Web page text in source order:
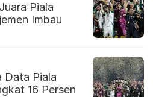
Piala
Imbau
Data Piala
16 Persen